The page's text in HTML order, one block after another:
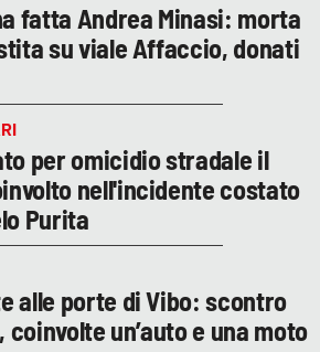
fatta Andrea Minasi: morta
su viale Affaccio, donati
per omicidio stradale il
nell'incidente costato
Purita
alle porte di Vibo: scontro
coinvolte un’auto e una moto